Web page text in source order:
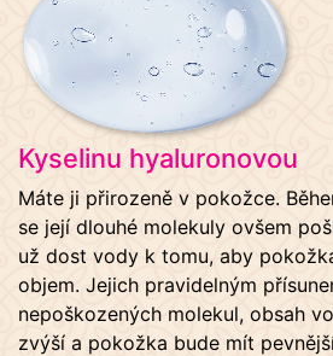
Kyselinu hyaluronovou
Máte ji přirozeně v pokožce.
se její dlouhé molekuly ovšem
už dost vody k tomu, aby
objem. Jejich pravidelným
nepoškozených molekul, obsah
zvýší a pokožka bude mít